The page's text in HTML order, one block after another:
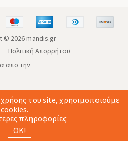
© 2026mandis.gr
Πολιτική Απορρήτου
απο την
χρήσης του site, χρησιμοποιούμε
cookies.
πληροφορίες
ΟΚ!